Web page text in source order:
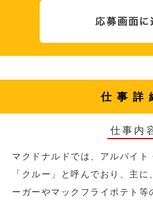
仕事詳
仕事内
マクドナルドでは、アルバイト
「クルー」と呼んでおり、主
ーガーやマックフライポテト等